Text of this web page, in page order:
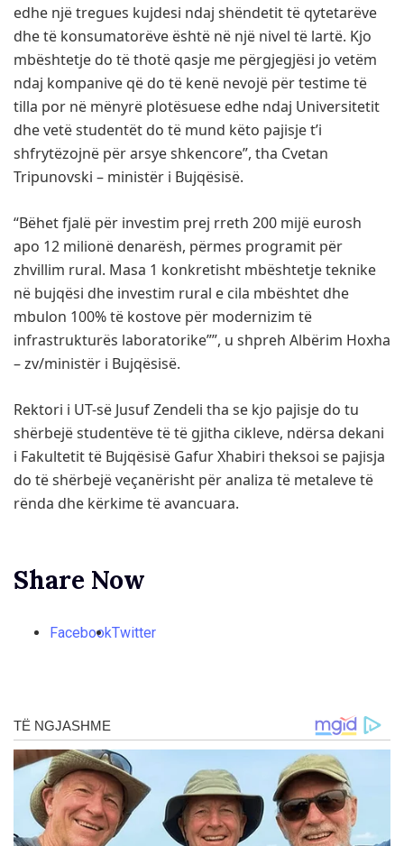
edhe një tregues kujdesi ndaj shëndetit të qytetarëve
dhe të konsumatorëve është në një nivel të lartë. Kjo
mbështetje do të thotë qasje me përgjegjësi jo vetëm
ndaj kompanive që do të kenë nevojë për testime të
tilla por në mënyrë plotësuese edhe ndaj Universitetit
dhe vetë studentët do të mund këto pajisje t’i
shfrytëzojnë për arsye shkencore”, tha Cvetan
Tripunovski – ministër i Bujqësisë.
“Bëhet fjalë për investim prej rreth 200 mijë eurosh
apo 12 milionë denarësh, përmes programit për
zhvillim rural. Masa 1 konkretisht mbështetje teknike
në bujqësi dhe investim rural e cila mbështet dhe
mbulon 100% të kostove për modernizim të
infrastrukturës laboratorike””, u shpreh Albërim Hoxha
– zv/ministër i Bujqësisë.
Rektori i UT-së Jusuf Zendeli tha se kjo pajisje do tu
shërbejë studentëve të të gjitha cikleve, ndërsa dekani
i Fakultetit të Bujqësisë Gafur Xhabiri theksoi se pajisja
do të shërbejë veçanërisht për analiza të metaleve të
rënda dhe kërkime të avancuara.
Share Now
FacebookTwitter